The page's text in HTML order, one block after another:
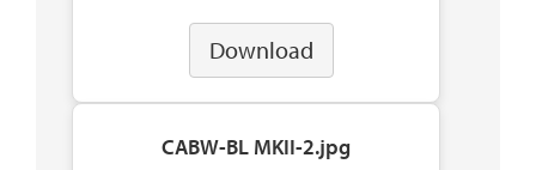
Download
CABW-BL MKII-2.jpg